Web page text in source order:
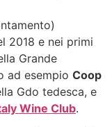
2018 e nei primi
Grande
ad esempio Coop
Gdo tedesca, e
Wine Club.